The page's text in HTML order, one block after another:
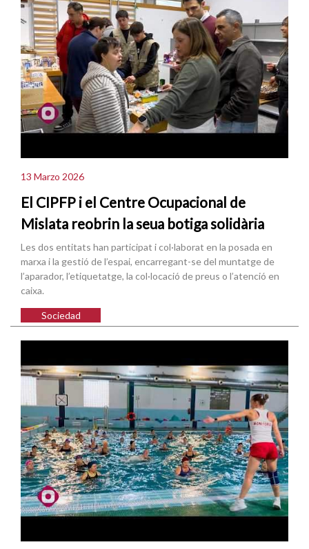
13 Marzo 2026
El CIPFP i el Centre Ocupacional de
Mislata reobrin la seua botiga solidària
Les dos entitats han participat i col·laborat en la posada en
marxa i la gestió de l’espai, encarregant-se del muntatge de
l’aparador, l’etiquetatge, la col·locació de preus o l’atenció en
caixa.
Sociedad